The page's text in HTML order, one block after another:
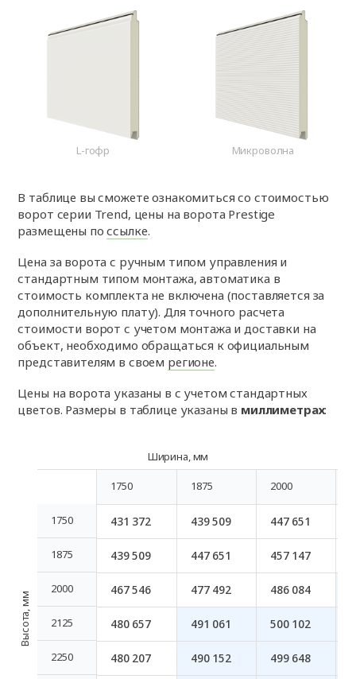
L-гофр Микроволна
В таблице вы сможете ознакомиться со стоимостью
ворот серии Trend, цены на ворота Prestige
размещены поссылке.
Цена за ворота с ручным типом управления и
стандартным типом монтажа, автоматика в
стоимость комплекта не включена (поставляется за
дополнительную плату). Для точного расчета
стоимости ворот с учетом монтажа и доставки на
объект, необходимо обращаться к официальным
представителям в своем регионе.
Цены на ворота указаны в с учетом стандартных
цветов. Размеры в таблице указаны в миллиметрах:
Ширина, мм
Высота, мм
1750
1875
2000
2125
2250
1750 1875 2000
1750 1875 2000
1750 431 372 439 509 447 651
1875 439 509 447 651 457 147
2000 467 546 477 492 486 084
2125 480 657 491 061 500 102
2250 480 207 490 152 499 648